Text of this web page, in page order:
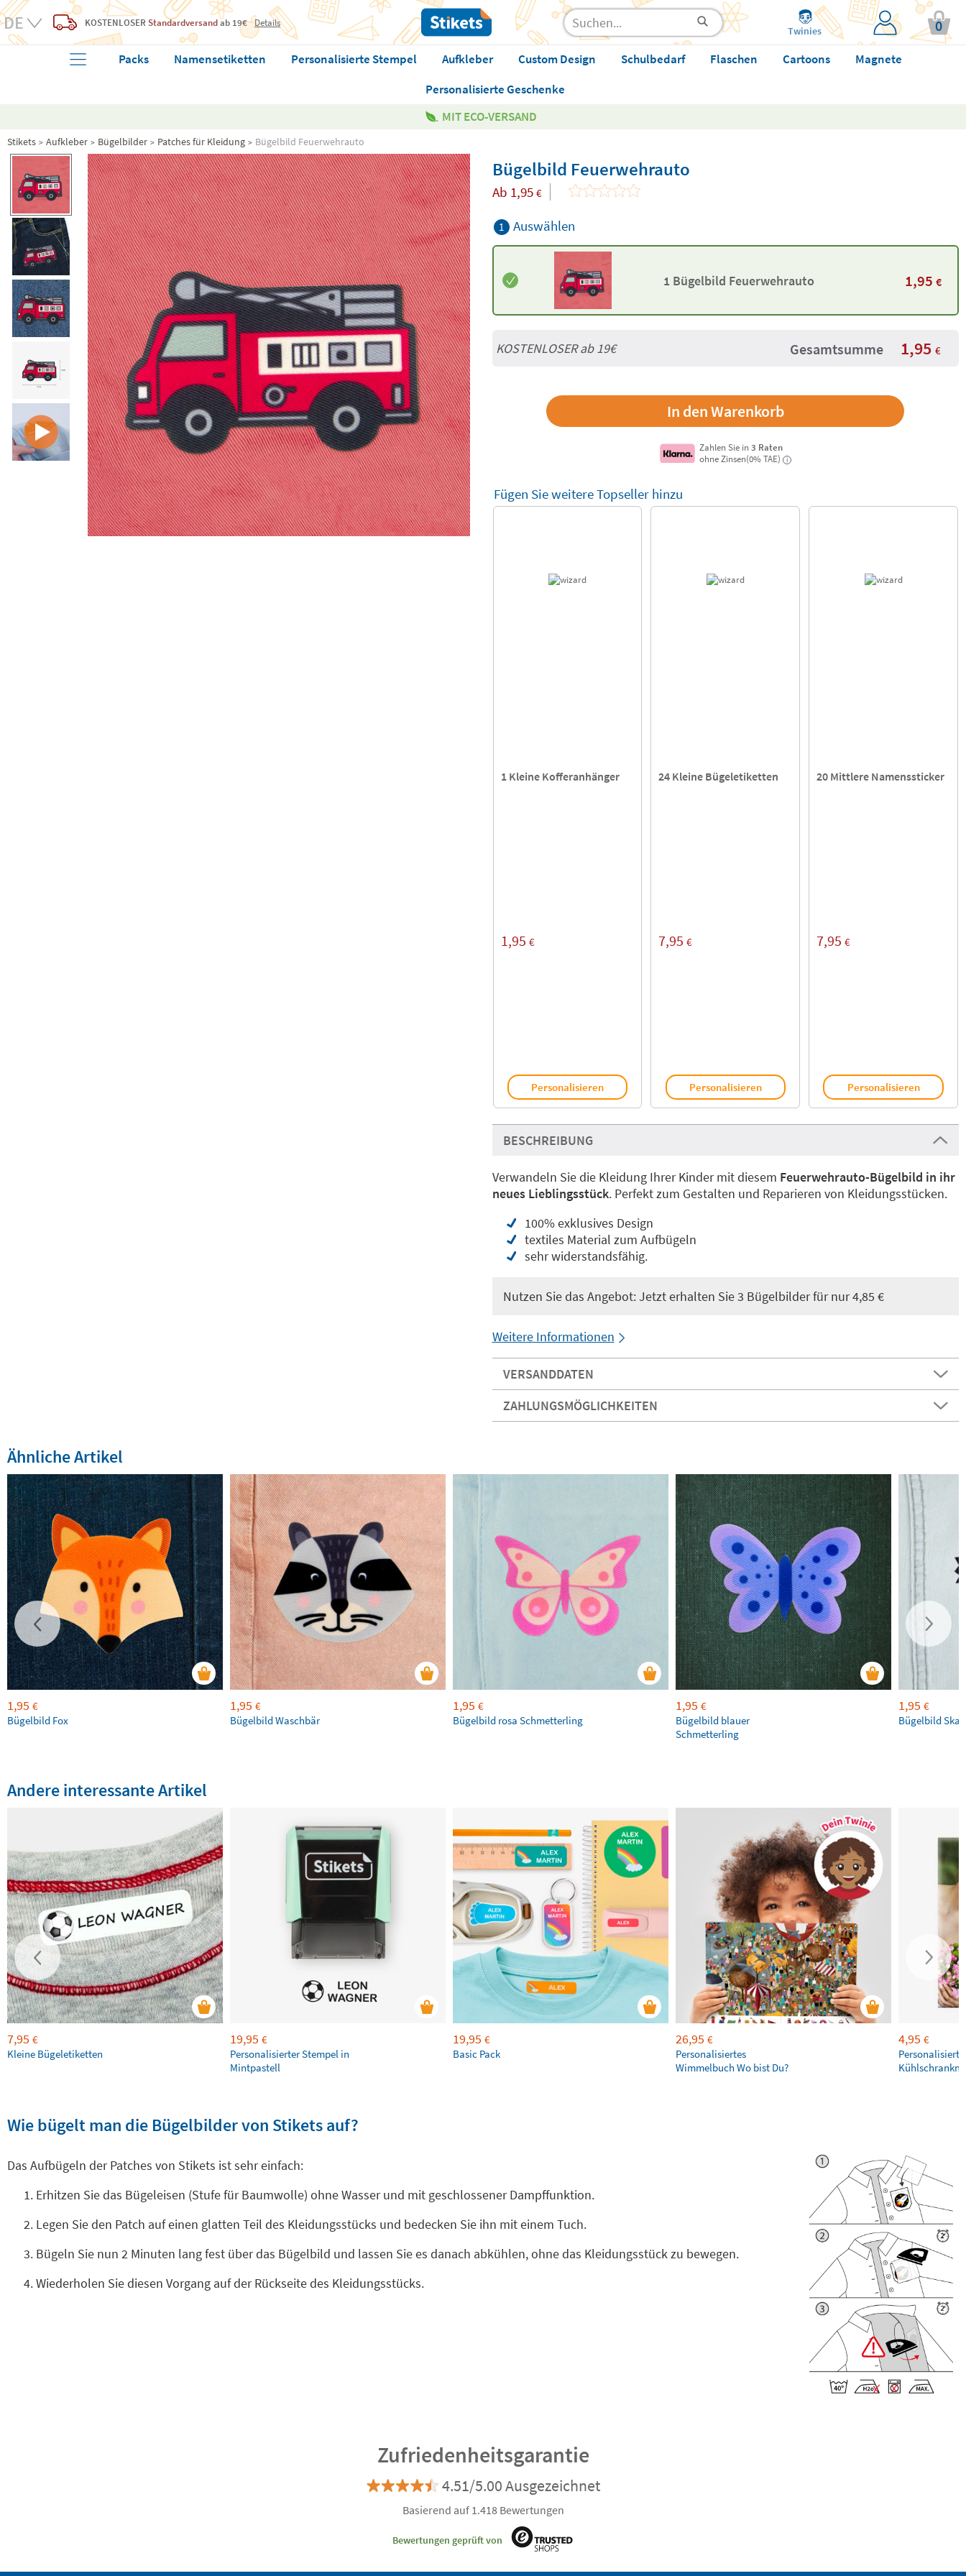
KOSTENLOSER Standardversandab 19€ Details
Twinies 0
Packs Namensetiketten Personalisierte Stempel Aufkleber Custom Design Schulbedarf Flaschen Cartoons
Magnete
Personalisierte Geschenke
MIT ECO-VERSAND
Stikets Aufkleber Bügelbilder Patches für Kleidung Bügelbild Feuerwehrauto
Bügelbild Feuerwehrauto
Ab 1,95 €
1 Auswählen
1 Bügelbild Feuerwehrauto 1,95 €
KOSTENLOSER ab 19€ Gesamtsumme 1,95 €
Zahlen Sie in3 Raten
ohne Zinsen(0% TAE)
i
Fügen Sie weitere Topseller hinzu
1 Kleine Kofferanhänger
1,95 €
Personalisieren
24 Kleine Bügeletiketten
7,95 €
Personalisieren
20 Mittlere Namenssticker
7,95 €
Personalisieren
BESCHREIBUNG
Verwandeln Sie die Kleidung Ihrer Kinder mit diesem Feuerwehrauto-Bügelbild in ihr
neues Lieblingsstück. Perfekt zum Gestalten und Reparieren von Kleidungsstücken.
100% exklusives Design
textiles Material zum Aufbügeln
sehr widerstandsfähig.
Nutzen Sie das Angebot: Jetzt erhalten Sie 3 Bügelbilder für nur 4,85 €
Weitere Informationen
VERSANDDATEN
ZAHLUNGSMÖGLICHKEITEN
Ähnliche Artikel
1,95 €
Bügelbild Fox
1,95 €
Bügelbild Waschbär
1,95 €
Bügelbild rosa Schmetterling
1,95 €
Bügelbild blauer
Schmetterling
1,95 €
Bügelbild
Andere interessante Artikel
7,95 €
Kleine Bügeletiketten
19,95 €
Personalisierter Stempel in
Mintpastell
19,95 €
Basic Pack
26,95 €
Personalisiertes
Wimmelbuch Wo bist Du?
4,95 €
Wie bügelt man die Bügelbilder von Stikets auf?
Das Aufbügeln der Patches von Stikets ist sehr einfach:
Erhitzen Sie das Bügeleisen (Stufe für Baumwolle) ohne Wasser und mit geschlossener Dampffunktion.
Legen Sie den Patch auf einen glatten Teil des Kleidungsstücks und bedecken Sie ihn mit einem Tuch.
Bügeln Sie nun 2 Minuten lang fest über das Bügelbild und lassen Sie es danach abkühlen, ohne das Kleidungsstück zu bewegen.
Wiederholen Sie diesen Vorgang auf der Rückseite des Kleidungsstücks.
Zufriedenheitsgarantie
4.51/5.00 Ausgezeichnet
Basierend auf 1.418 Bewertungen
Bewertungen geprüft von